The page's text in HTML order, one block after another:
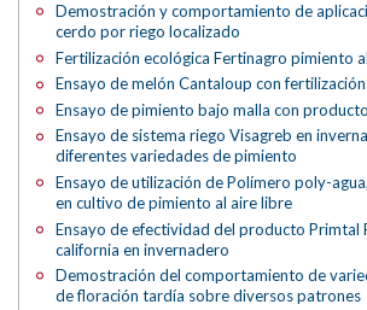
Demostración y comportamiento de
cerdo por riego localizado
Fertilización ecológica Fertinagro pimiento
Ensayo de melón Cantaloup con
Ensayo de pimiento bajo malla con
Ensayo de sistema riego Visagreb en
diferentes variedades de pimiento
Ensayo de utilización de Polímero poly-
en cultivo de pimiento al aire libre
Ensayo de efectividad del producto Primtal
california en invernadero
Demostración del comportamiento de
de floración tardía sobre diversos patrones